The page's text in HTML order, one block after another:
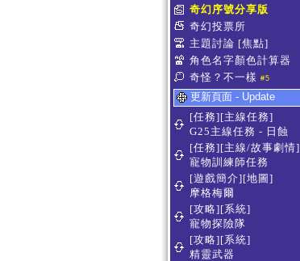
奇幻序號分享版
奇幻投票所
主題討論 [焦點]
角色名字顏色計算器
奇怪？不一樣 #5
更新頁面 - Update
[任務][主線任務]
G25主線任務 - 日蝕
[任務][主線/故事劇情]
寵物訓練師任務
[遊戲簡介][地圖]
摩格梅爾
[攻略][系統]
寵物探險隊
[攻略][系統]
精靈武器